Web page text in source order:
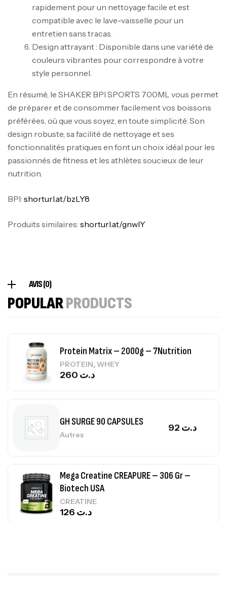
rapidement pour un nettoyage facile et est
compatible avec le lave-vaisselle pour un
entretien sans tracas.
Design attrayant : Disponible dans une variété de
couleurs vibrantes pour correspondre à votre
style personnel.
En résumé, le SHAKER BPI SPORTS 700ML vous permet
de préparer et de consommer facilement vos boissons
préférées, où que vous soyez, en toute simplicité. Son
design robuste, sa facilité de nettoyage et ses
fonctionnalités pratiques en font un choix idéal pour les
passionnés de fitness et les athlètes soucieux de leur
nutrition.
BPI: shorturl.at/bzLY8
Produits similaires: shorturl.at/gnwIY
AVIS (0)
POPULARPRODUCTS
Biotech USA
CREATINE
د.ت126
100% Pure Whey – 2,27kg – BIOTECHUSA
Omega 3 – 100 Gélules – Scitec Nutrition
CREATINE
Protein Matrix – 2000g – 7Nutrition
PROTEIN, WHEY
د.ت
GH SURGE 90 CAPSULES
Autres
د.ت
Mega Creatine CREAPURE – 306 Gr –
Biotech USA
CREATINE
د.ت